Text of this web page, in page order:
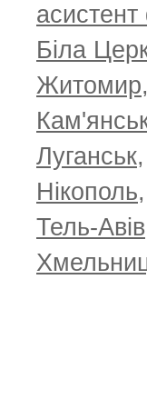
Біла
Житомир,
Луганськ,
Нікополь,
Тель-Авів